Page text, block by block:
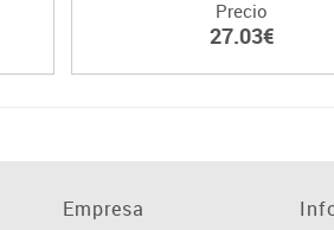
Precio
27.03€
Empresa